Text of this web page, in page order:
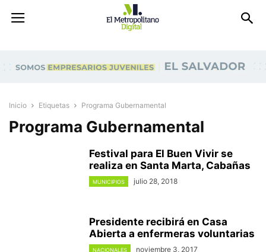
Inicio Etiquetas Programa Gubernamental
Programa Gubernamental
Festival para El Buen Vivir se
realiza en Santa Marta, Cabañas
MUNICIPIOS julio 28, 2018
Presidente recibirá en Casa
Abierta a enfermeras voluntarias
NACIONALES noviembre 3, 2017